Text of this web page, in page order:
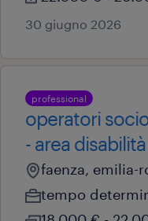
30 giugno 2026
professional
operatori
- area
faenza, emilia-
tempo